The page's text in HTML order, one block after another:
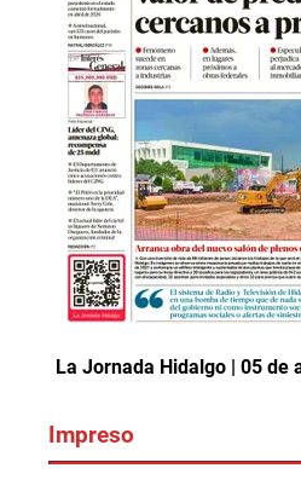
La Jornada Hidalgo | 05 de
Impreso